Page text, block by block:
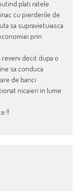
plati ratele
cu pierderile de
sa supravietuiasca
prin
reveni decit dupa o
sa conduca
de banci
nicaieri in lume
!!